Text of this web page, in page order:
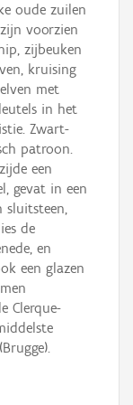
oude zuilen
voorzien
zijbeuken
kruising
met
in het
Zwart-
patroon.
een
gevat in een
sluitsteen,
de
en
een glazen
Clerque-